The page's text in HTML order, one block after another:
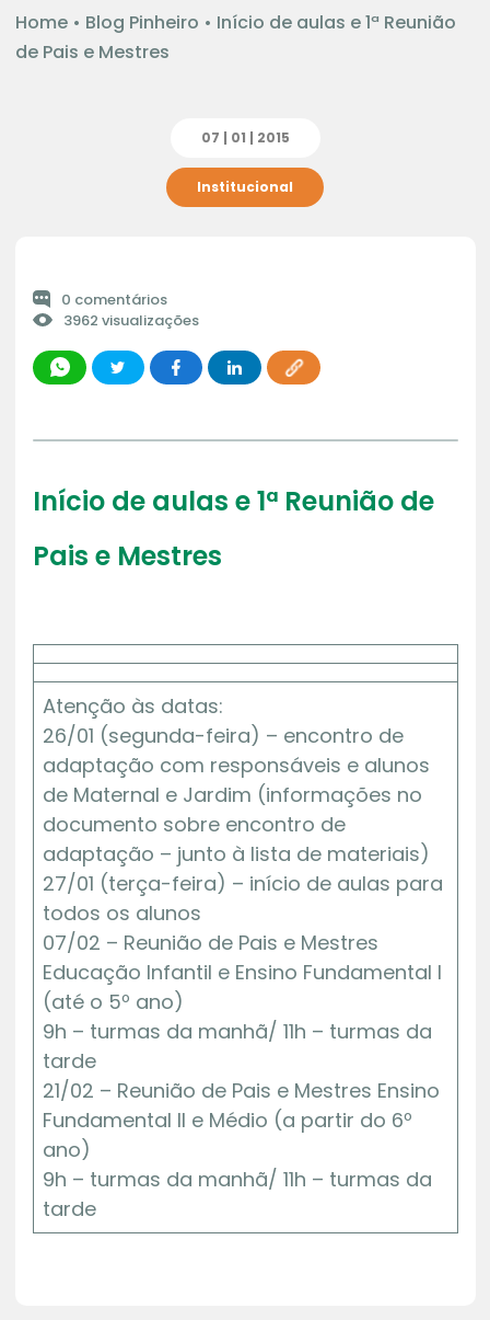
Home• Blog Pinheiro • Início de aulas e 1ª Reunião
de Pais e Mestres
07 | 01 | 2015
Institucional
0 comentários
3962 visualizações
Início de aulas e 1ª Reunião de
Pais e Mestres
Atenção às datas:
26/01 (segunda-feira) – encontro de
adaptação com responsáveis e alunos
de Maternal e Jardim (informações no
documento sobre encontro de
adaptação – junto à lista de materiais)
27/01 (terça-feira) – início de aulas para
todos os alunos
07/02 – Reunião de Pais e Mestres
Educação Infantil e Ensino Fundamental I
(até o 5º ano)
9h – turmas da manhã/ 11h – turmas da
tarde
21/02 – Reunião de Pais e Mestres Ensino
Fundamental II e Médio (a partir do 6º
ano)
9h – turmas da manhã/ 11h – turmas da
tarde